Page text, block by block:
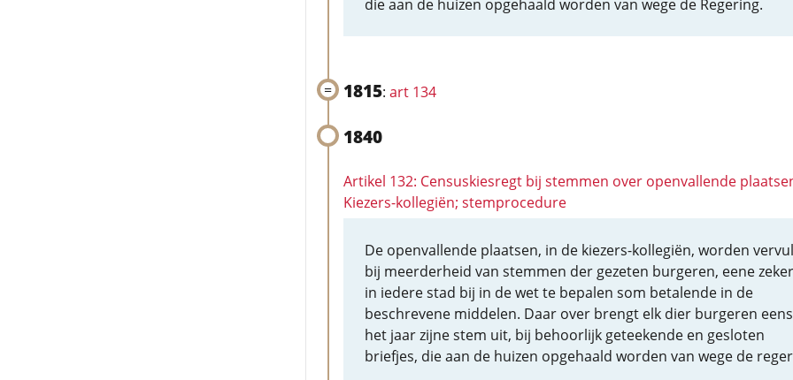
die aan de huizen opgehaald worden van wege de Regering.
1815: art 134
1840
Artikel 132: Censuskiesregt bij stemmen over openvallende
Kiezers-kollegiën; stemprocedure
De openvallende plaatsen, in de kiezers-kollegiën, worden
bij meerderheid van stemmen der gezeten burgeren, eene
in iedere stad bij in de wet te bepalen som betalende in de
beschrevene middelen. Daar over brengt elk dier burgeren
het jaar zijne stem uit, bij behoorlijk geteekende en gesloten
briefjes, die aan de huizen opgehaald worden van wege de